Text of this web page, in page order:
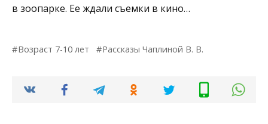
в зоопарке. Ее ждали съемки в кино…
Возраст 7-10 лет Рассказы Чаплиной В. В.